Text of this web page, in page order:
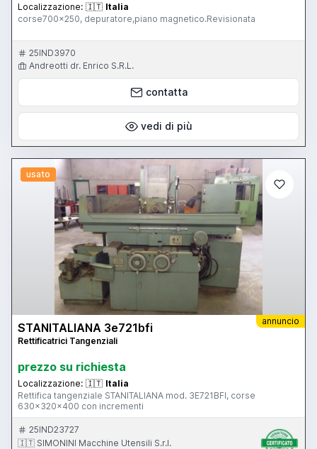
Localizzazione: 🇮🇹 Italia
corse700x250, depuratore,piano magnetico.Revisionata
25IND3970
Andreotti dr. Enrico S.R.L.
contatta
vedi di più
usato
annuncio
STANITALIANA 3e721bfi
Rettificatrici Tangenziali
prezzo su richiesta
Localizzazione: 🇮🇹 Italia
Rettifica tangenziale STANITALIANA mod. 3E721BFI, corse
630x320x400 con incrementi
25IND23727
🇮🇹 SIMONINI Macchine Utensili S.r.l.